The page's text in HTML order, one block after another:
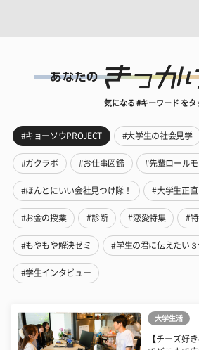
気になる #キーワード をタ
#キョーソウPROJECT #大学生の社会見学
#ガクラボ #お仕事図鑑 #先輩ロール
#ほんとにいい会社見つけ隊！ #大学生正
#お金の授業 #診断 #恋愛特集 #
#もやもや解決ゼミ #学生の君に伝えたい３
#学生インタビュー
大学生活
【チーズ好